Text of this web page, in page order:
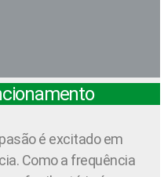
é excitado em
Como a frequência